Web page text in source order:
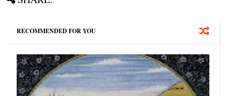
RECOMMENDED FOR YOU